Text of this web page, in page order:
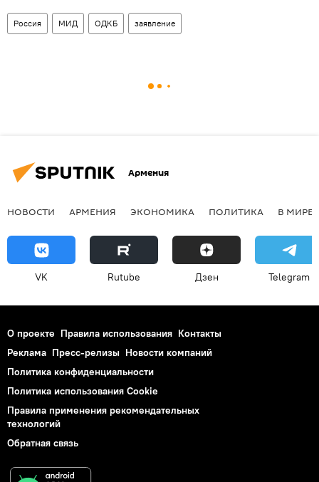
Россия МИД ОДКБ заявление
Армения
НОВОСТИ АРМЕНИЯ ЭКОНОМИКА ПОЛИТИКА В МИРЕ
VK Rutube Дзен Telegram
О проекте Правила использования Контакты
Реклама Пресс-релизы Новости компаний
Политика конфиденциальности
Политика использования Cookie
Правила применения рекомендательных
технологий
Обратная связь